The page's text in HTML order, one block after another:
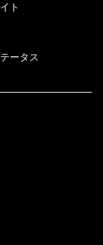
ト
ータス